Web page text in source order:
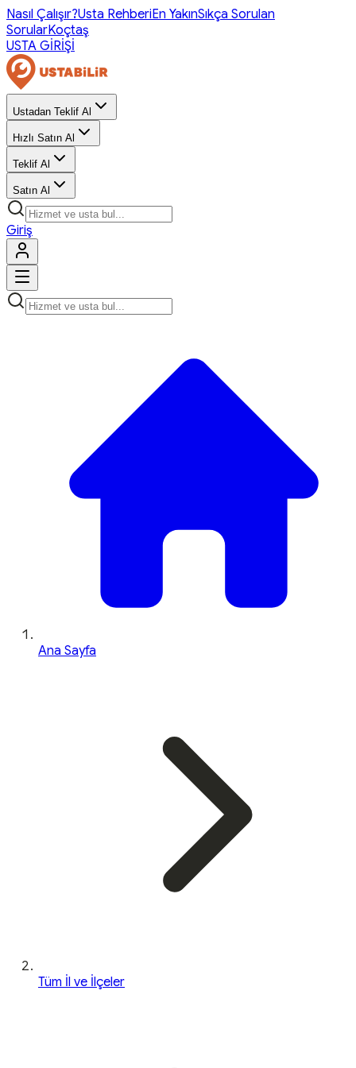
Nasıl Çalışır?Usta RehberiEn YakınSıkça Sorulan
SorularKoçtaş
USTA GİRİŞİ
Ustadan Teklif Al
Hızlı Satın Al
Teklif Al
Satın Al
Giriş
Ana Sayfa
Tüm İl ve İlçeler